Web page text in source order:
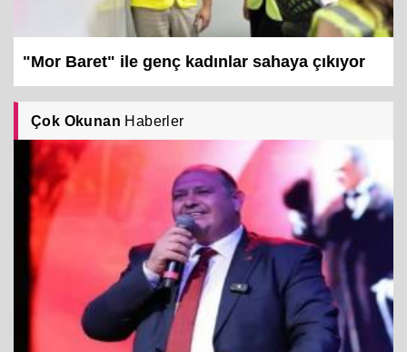
"Mor Baret" ile genç kadınlar sahaya çıkıyor
Çok Okunan Haberler